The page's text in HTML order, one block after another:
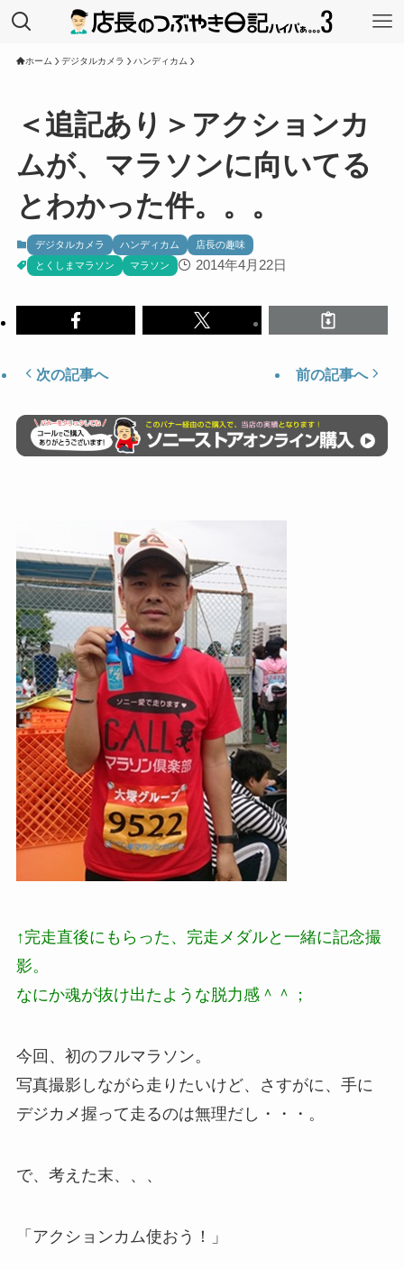
ホーム デジタルカメラ ハンディカム
＜追記あり＞アクションカ
ムが、マラソンに向いてる
とわかった件。。。
デジタルカメラ ハンディカム
店長の趣味
とくしまマラソン
マラソン 2014年4月22日
次の記事へ 前の記事へ
↑完走直後にもらった、完走メダルと一緒に記念撮
影。
なにか魂が抜け出たような脱力感＾＾；
今回、初のフルマラソン。
写真撮影しながら走りたいけど、さすがに、手に
デジカメ握って走るのは無理だし・・・。
で、考えた末、、、
「アクションカム使おう！」